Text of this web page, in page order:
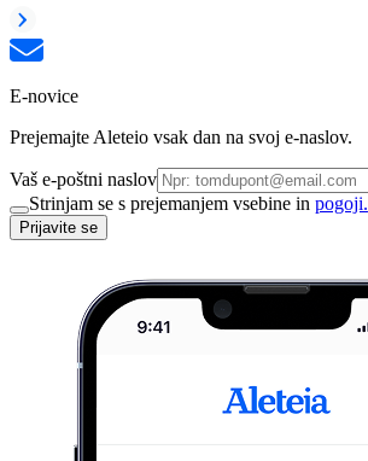
E-novice
Prejemajte Aleteio vsak dan na svoj e-naslov.
Vaš e-poštni naslov
Strinjam se s prejemanjem vsebine in pogoji.
Prijavite se